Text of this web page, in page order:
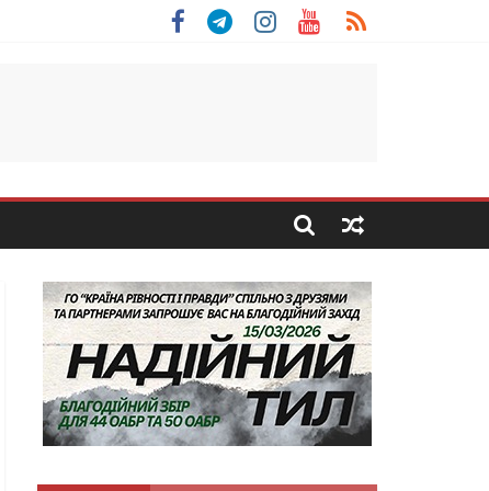
з Тернопільщини